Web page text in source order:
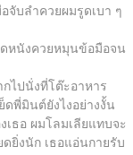
จับลำควยผมรูดเบา ๆ
ดหนังควยหมุนข้อมือจน
กไปนั่งที่โต๊ะอาหาร
ดพี่มินต์ยังไงอย่างงั้น
ธอ ผมโลมเลียแทบจะ
ยิ่งนัก เธอแอ่นกายรับ